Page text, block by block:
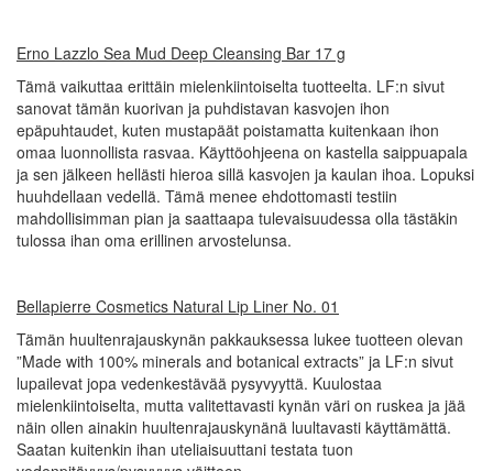
Erno Lazzlo Sea Mud Deep Cleansing Bar 17 g
Tämä vaikuttaa erittäin mielenkiintoiselta tuotteelta. LF:n sivut
sanovat tämän kuorivan ja puhdistavan kasvojen ihon
epäpuhtaudet, kuten mustapäät poistamatta kuitenkaan ihon
omaa luonnollista rasvaa. Käyttöohjeena on kastella saippuapala
ja sen jälkeen hellästi hieroa sillä kasvojen ja kaulan ihoa. Lopuksi
huuhdellaan vedellä. Tämä menee ehdottomasti testiin
mahdollisimman pian ja saattaapa tulevaisuudessa olla tästäkin
tulossa ihan oma erillinen arvostelunsa.
Bellapierre Cosmetics Natural Lip Liner No. 01
Tämän huultenrajauskynän pakkauksessa lukee tuotteen olevan
”Made with 100% minerals and botanical extracts” ja LF:n sivut
lupailevat jopa vedenkestävää pysyvyyttä. Kuulostaa
mielenkiintoiselta, mutta valitettavasti kynän väri on ruskea ja jää
näin ollen ainakin huultenrajauskynänä luultavasti käyttämättä.
Saatan kuitenkin ihan uteliaisuuttani testata tuon